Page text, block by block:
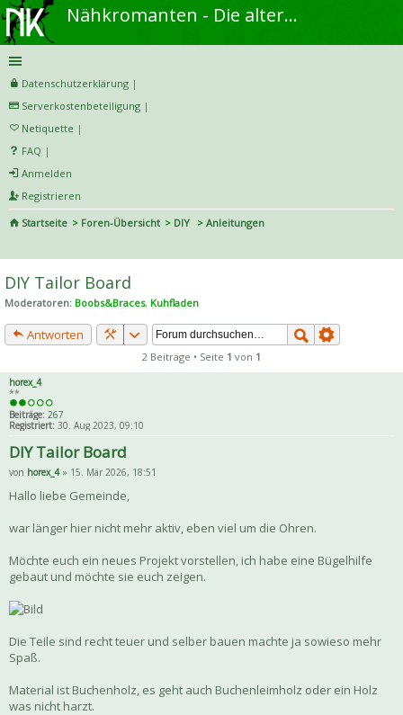
Nähkromanten - Die alternative Näh- und DIY-Community
Datenschutzerklärung |
Serverkostenbeteiligung |
Netiquette |
FAQ |
Anmelden
Registrieren
Startseite
Foren-Übersicht DIY
Anleitungen
he
DIY Tailor Board
Moderatoren: Boobs&Braces, Kuhfladen
Antworten
2 Beiträge • Seite 1 von 1
horex_4
**
Beiträge: 267
Registriert: 30. Aug 2023, 09:10
DIY Tailor Board
von horex_4» 15. Mär 2026, 18:51
Hallo liebe Gemeinde,
war länger hier nicht mehr aktiv, eben viel um die Ohren.
Möchte euch ein neues Projekt vorstellen, ich habe eine Bügelhilfe
gebaut und möchte sie euch zeigen.
Die Teile sind recht teuer und selber bauen machte ja sowieso mehr
Spaß.
Material ist Buchenholz, es geht auch Buchenleimholz oder ein Holz
was nicht harzt.